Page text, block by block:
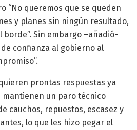
“No queremos que se queden
y planes sin ningún resultado,
borde”. Sin embargo –añadió-
confianza al gobierno al
prontas respuestas ya
un paro técnico
cauchos, repuestos, escasez y
lo que les hizo pegar el